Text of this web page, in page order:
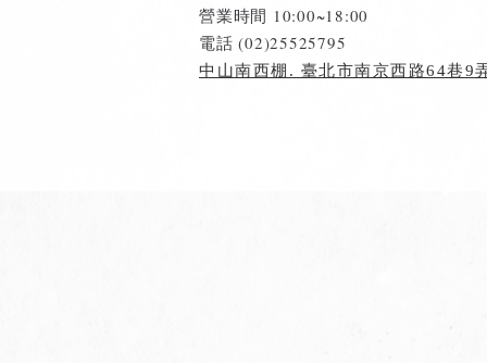
營業時間 10:00~18:00
​電話 (02)25525795
中山南西棚. 臺北市南京西路64巷9